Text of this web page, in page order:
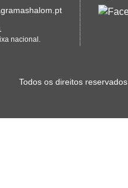
nacional.
Todos os direitos reservados